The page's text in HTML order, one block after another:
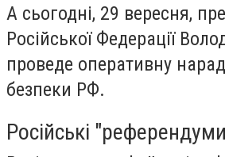
А сьогодні, 29 вересня,
Російської Федерації
проведе оперативну
безпеки РФ.
Російські